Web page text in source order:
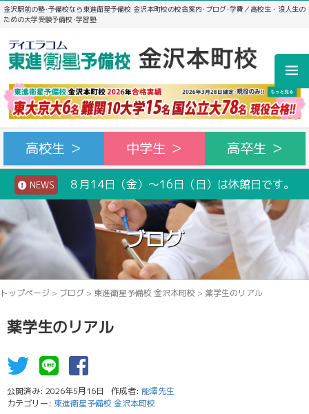
金沢駅前の塾･予備校なら東進衛星予備校 金沢本町校の校舎案内･ブログ･学費／高校生・浪人生の
ための大学受験予備校･学習塾
高校生 ＞ 中学生 ＞ 高卒生 ＞
NEWS ８月14日（金）～16日（日）は休館日です。
ブログ
トップページ > ブログ > 東進衛星予備校 金沢本町校 > 薬学生のリアル
薬学生のリアル
公開済み: 2026年5月16日 作成者: 能澤先生
カテゴリー: 東進衛星予備校 金沢本町校